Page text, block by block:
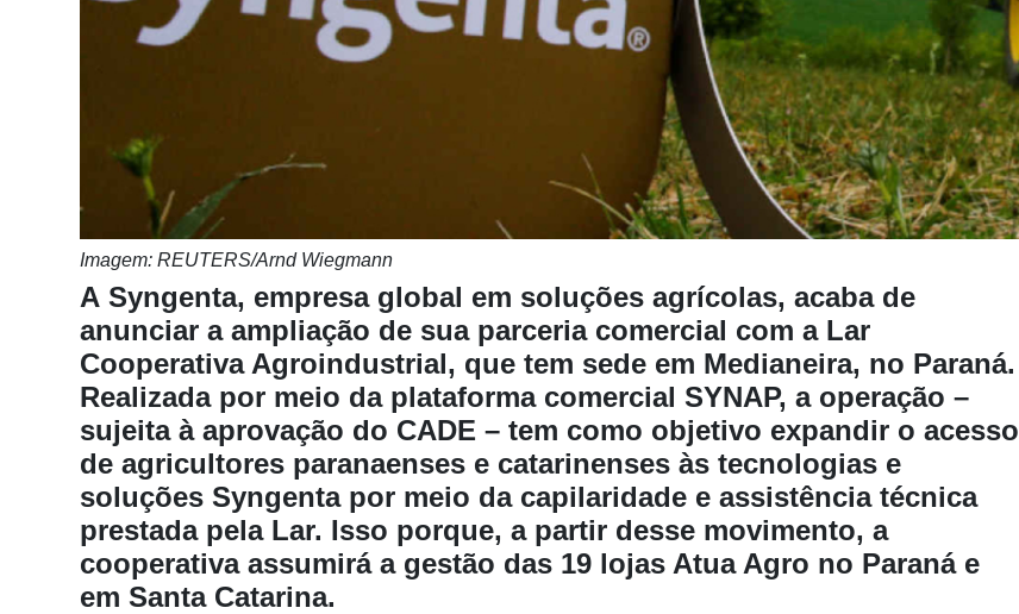
Agricultura
Automação
Robótica
Conectividade
Imagem: REUTERS/Arnd Wiegmann
A Syngenta, empresa global em soluções agrícolas, acaba de
anunciar a ampliação de sua parceria comercial com a Lar
Cooperativa Agroindustrial, que tem sede em Medianeira, no Paraná.
Realizada por meio da plataforma comercial SYNAP, a operação –
sujeita à aprovação do CADE – tem como objetivo expandir o acesso
de agricultores paranaenses e catarinenses às tecnologias e
soluções Syngenta por meio da capilaridade e assistência técnica
prestada pela Lar. Isso porque, a partir desse movimento, a
cooperativa assumirá a gestão das 19 lojas Atua Agro no Paraná e
em Santa Catarina.